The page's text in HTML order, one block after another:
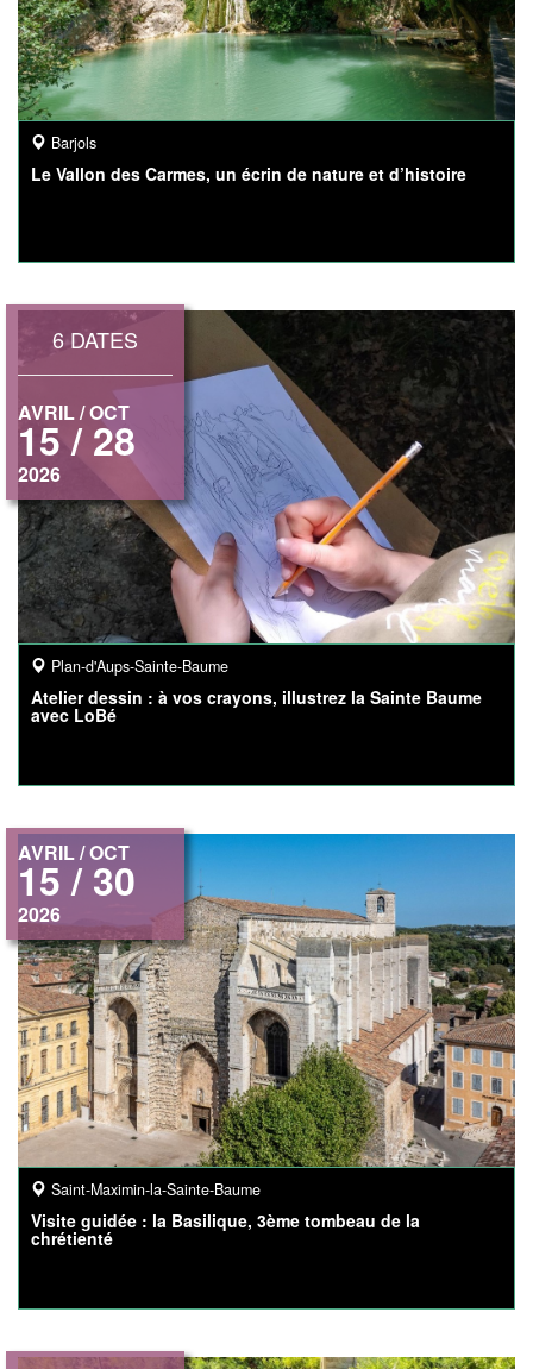
Barjols
Le Vallon des Carmes, un écrin de nature et d’histoire
6 DATES
AVRIL / OCT
15 / 28
2026
Plan-d'Aups-Sainte-Baume
Atelier dessin : à vos crayons, illustrez la Sainte Baume
avec LoBé
AVRIL / OCT
15 / 30
2026
Saint-Maximin-la-Sainte-Baume
Visite guidée : la Basilique, 3ème tombeau de la
chrétienté